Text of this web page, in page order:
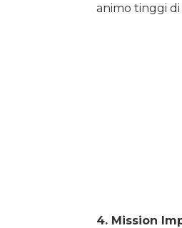
animo tinggi di
4. Mission